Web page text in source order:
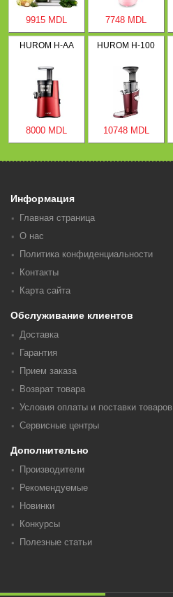
9915 MDL 7748 MDL
HUROM H-AA
8000 MDL
HUROM H-100
10748 MDL
Информация
Главная страница
О нас
Политика конфиденциальности
Контакты
Карта сайта
Обслуживание клиентов
Доставка
Гарантия
Прием заказа
Возврат товара
Условия оплаты и поставки товаров
Сервисные центры
Дополнительно
Производители
Рекомендуемые
Новинки
Конкурсы
Полезные статьи